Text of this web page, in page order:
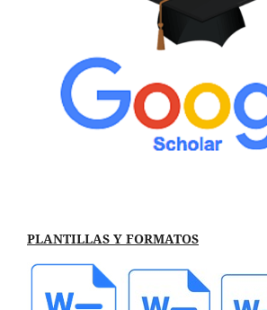
PLANTILLAS Y FORMATOS